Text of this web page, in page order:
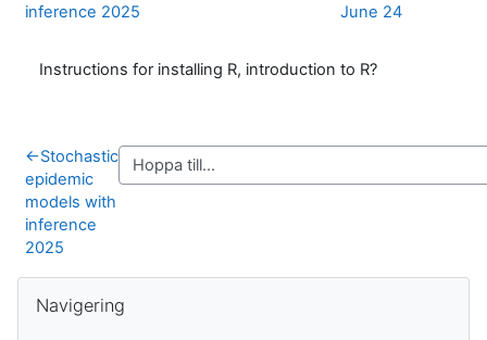
inference 2025
June 24
Instructions for installing R, introduction to R?
←Stochastic
epidemic
models with
inference
2025
Navigering